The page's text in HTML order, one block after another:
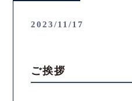
2023/11/17
ご挨拶